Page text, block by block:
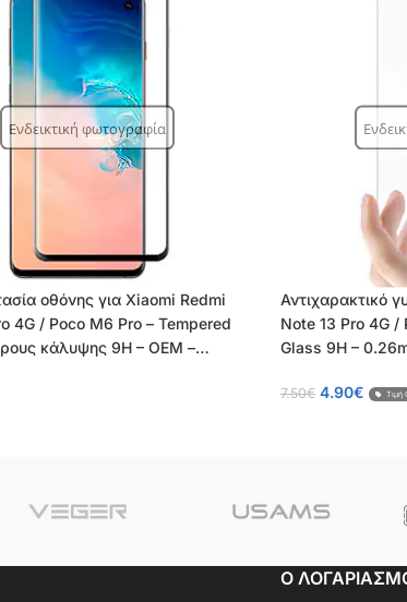
Ενδεικτική φωτογραφία
οθόνης για Xiaomi Redmi
4G / Poco M6 Pro – Tempered
κάλυψης 9H – OEM –
Αντιχαρακτικό
Note 13 Pro 4G /
Glass 9H –
7.50€ 4.90€ Τιμή
Ο